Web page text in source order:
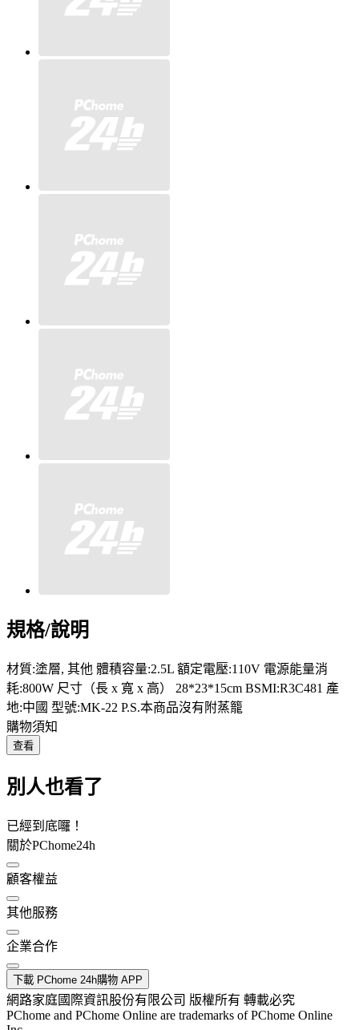
規格/說明
材質:塗層, 其他 體積容量:2.5L 額定電壓:110V 電源能量消
耗:800W 尺寸（長 x 寬 x 高） 28*23*15cm BSMI:R3C481 產
地:中國 型號:MK-22 P.S.本商品沒有附蒸籠
購物須知
查看
別人也看了
已經到底囉！
關於PChome24h
顧客權益
其他服務
企業合作
下載 PChome 24h購物 APP
網路家庭國際資訊股份有限公司 版權所有 轉載必究
PChome and PChome Online are trademarks of PChome Online